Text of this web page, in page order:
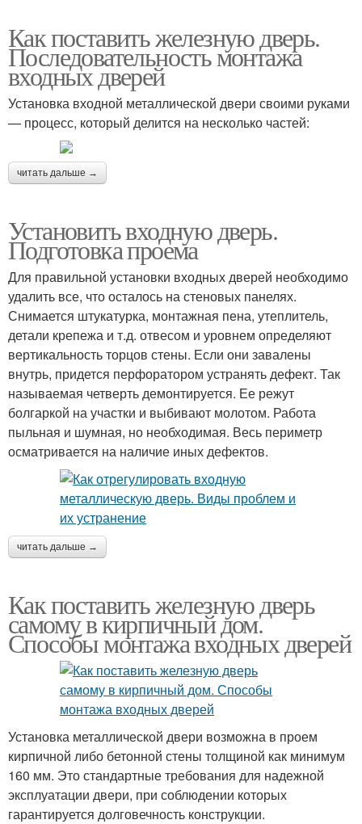
Как поставить железную дверь.
Последовательность монтажа
входных дверей
Установка входной металлической двери своими руками
— процесс, который делится на несколько частей:
читать дальше →
Установить входную дверь.
Подготовка проема
Для правильной установки входных дверей необходимо
удалить все, что осталось на стеновых панелях.
Снимается штукатурка, монтажная пена, утеплитель,
детали крепежа и т.д. отвесом и уровнем определяют
вертикальность торцов стены. Если они завалены
внутрь, придется перфоратором устранять дефект. Так
называемая четверть демонтируется. Ее режут
болгаркой на участки и выбивают молотом. Работа
пыльная и шумная, но необходимая. Весь периметр
осматривается на наличие иных дефектов.
читать дальше →
Как поставить железную дверь
самому в кирпичный дом.
Способы монтажа входных дверей
Установка металлической двери возможна в проем
кирпичной либо бетонной стены толщиной как минимум
160 мм. Это стандартные требования для надежной
эксплуатации двери, при соблюдении которых
гарантируется долговечность конструкции.